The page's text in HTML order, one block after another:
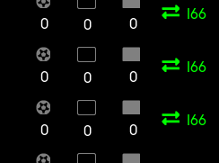
0 0 0
I66
0 0 0
I66
0 0 0
I66